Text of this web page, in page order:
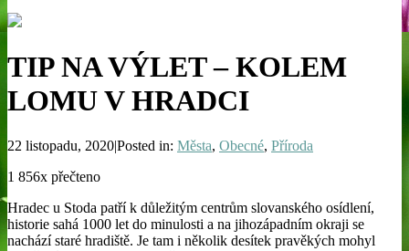
TIP NA VÝLET – KOLEM
LOMU V HRADCI
22 listopadu, 2020|Posted in: Města, Obecné, Příroda
1 856x přečteno
Hradec u Stoda patří k důležitým centrům slovanského osídlení,
historie sahá 1000 let do minulosti a na jihozápadním okraji se
nachází staré hradiště. Je tam i několik desítek pravěkých mohyl